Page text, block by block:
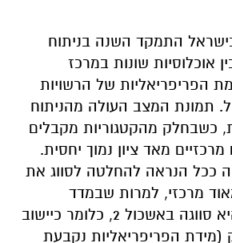
התמקד השנה בניתוח
אוכלוסיות שונות במרכז
הפריפריאליות של הרשויות
תמונת המצב העולה מהניתוח
כשבחלק מהקטגוריות מקבלים
מרכזיים מאד ציון נמוך יחסית.
ככל הנראה להחלטה לסווג את
מרכזי, למרות שבמדד
החברתי-כלכלי היא סווגה באשכול 2, כלומר כיישוב
(מידת הפריפריאליות נקבעת